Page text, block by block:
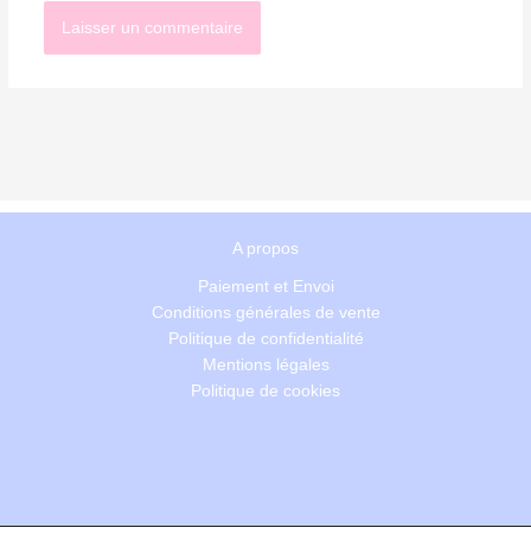
A propos
Paiement et Envoi
Conditions générales de vente
Politique de confidentialité
Mentions légales
Politique de cookies